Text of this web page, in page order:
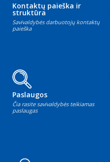
Kontaktų paieška ir
struktūra
Savivaldybės darbuotojų kontaktų
paieška
Paslaugos
Čia rasite savivaldybės teikiamas
paslaugas